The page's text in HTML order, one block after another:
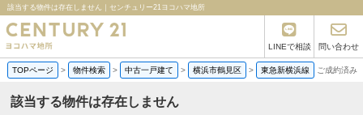
該当する物件は存在しません｜センチュリー21ヨコハマ地所
LINEで相談 問い合わせ
TOPページ > 物件検索 > 中古一戸建て > 横浜市鶴見区 > 東急新横浜線 ご成約済み
該当する物件は存在しません